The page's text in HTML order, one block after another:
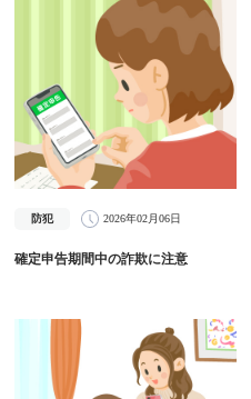
防犯 2026年02月06日
確定申告期間中の詐欺に注意